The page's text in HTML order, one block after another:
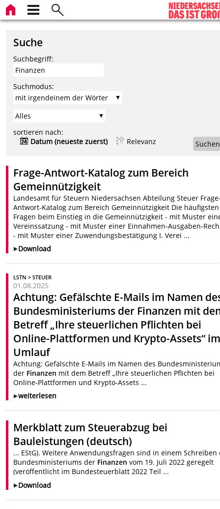
Suche
Suchbegriff:
Suchmodus:
sortieren nach:
Datum (neueste zuerst)
Relevanz Suchen
Frage-Antwort-Katalog zum Bereich
Gemeinnützigkeit
Landesamt für Steuern Niedersachsen Abteilung Steuer
Antwort-Katalog zum Bereich Gemeinnützigkeit Die häufigsten
Fragen beim Einstieg in die Gemeinnützigkeit - mit Muster
Vereinssatzung - mit Muster einer Einnahmen-Ausgaben-
- mit Muster einer Zuwendungsbestätigung I. Verei ...
Download
LSTN > STEUER
01.08.2025
Achtung: Gefälschte E-Mails im Namen
Bundesministeriums der Finanzen mit
Betreff „Ihre steuerlichen Pflichten bei
Online-Plattformen und Krypto-Assets“
Umlauf
Achtung: Gefälschte E-Mails im Namen des
der Finanzen mit dem Betreff „Ihre steuerlichen Pflichten bei
Online-Plattformen und Krypto-Assets ...
weiterlesen
Merkblatt zum Steuerabzug bei
Bauleistungen (deutsch)
... EStG). Weitere Anwendungsfragen sind in einem Schreiben
Bundesministeriums der Finanzen vom 19. Juli 2022 geregelt
(veröffentlicht im Bundesteuerblatt 2022 Teil ...
Download